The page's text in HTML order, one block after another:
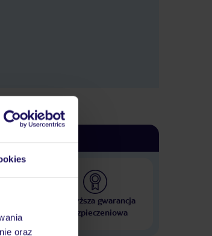
oraz
Najwyższa gwarancja
ubezpieczeniowa